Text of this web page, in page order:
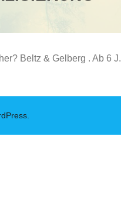
Beltz & Gelberg . Ab 6 J.